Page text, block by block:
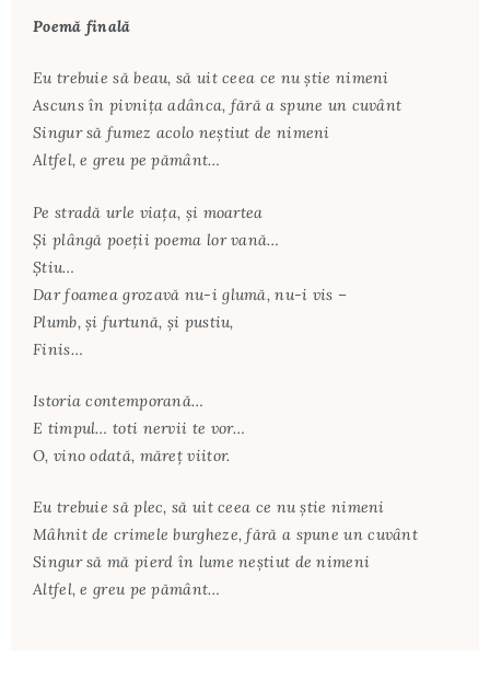
Poemă finală
Eu trebuie să beau, să uit ceea ce nu știe nimeni
Ascuns în pivnița adânca, fără a spune un cuvânt
Singur să fumez acolo neștiut de nimeni
Altfel, e greu pe pământ…
Pe stradă urle viața, și moartea
Și plângă poeții poema lor vană…
Știu…
Dar foamea grozavă nu-i glumă, nu-i vis –
Plumb, și furtună, și pustiu,
Finis…
Istoria contemporană…
E timpul… toti nervii te vor…
O, vino odată, măreț viitor.
Eu trebuie să plec, să uit ceea ce nu știe nimeni
Mâhnit de crimele burgheze, fără a spune un cuvânt
Singur să mă pierd în lume neștiut de nimeni
Altfel, e greu pe pământ…